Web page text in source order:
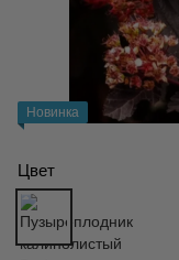
Новинка
Цвет